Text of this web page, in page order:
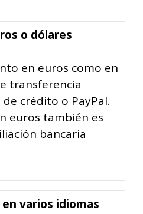
o dólares
en euros como en
transferencia
crédito o PayPal.
euros también es
bancaria
varios idiomas